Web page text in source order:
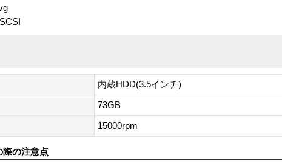
内蔵HDD(3.5インチ)
73GB
15000rpm
際の注意点